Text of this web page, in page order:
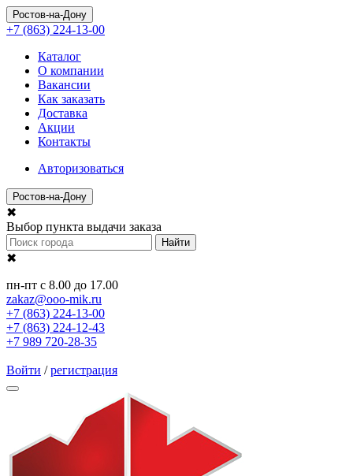
Ростов-на-Дону
+7 (863) 224-13-00
Каталог
О компании
Вакансии
Как заказать
Доставка
Акции
Контакты
Авторизоваться
Ростов-на-Дону
✖
Выбор пункта выдачи заказа
Найти
✖
пн-пт с 8.00 до 17.00
zakaz@ooo-mik.ru
+7 (863) 224-13-00
+7 (863) 224-12-43
+7 989 720-28-35
Войти /регистрация